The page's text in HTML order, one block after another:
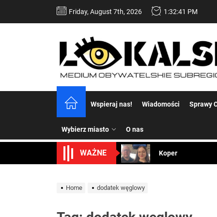
Friday, August 7th, 2026 1:32:41 PM
Wspieraj nas! Wiadomości Sprawy
Wybierz miasto O nas
WAŻNE
Dość
Uwaga Dębieńsko
Home dodatek węglowy